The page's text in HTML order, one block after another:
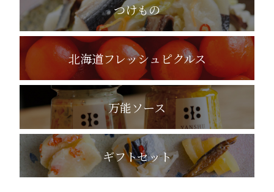
つけもの
北海道フレッシュピクルス
万能ソース
ギフトセット